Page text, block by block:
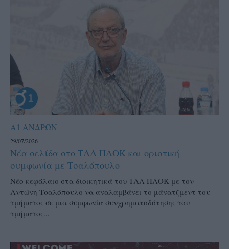
Α1 ΑΝΔΡΩΝ
29/07/2026
Νέα σελίδα στο ΤΑΑ ΠΑΟΚ και οριστική
συμφωνία με Τσαλόπουλο
Νέο κεφάλαιο στα διοικητικά του ΤΑΑ ΠΑΟΚ με τον
Αντώνη Τσαλόπουλο να αναλαμβάνει το μάνατζμεντ του
τμήματος σε μια συμφωνία συνχρηματοδότησης του
τμήματος...